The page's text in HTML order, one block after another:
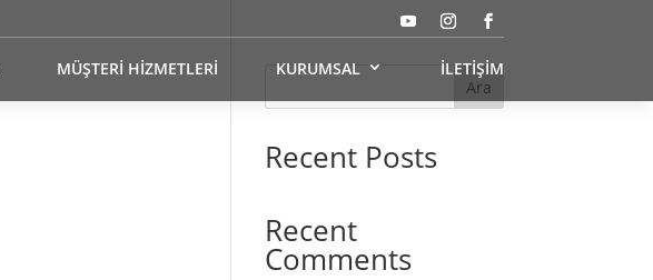
MÜŞTERİ HİZMETLERİ KURUMSAL İLETİŞİM
Ara
Recent Posts
Recent
Comments